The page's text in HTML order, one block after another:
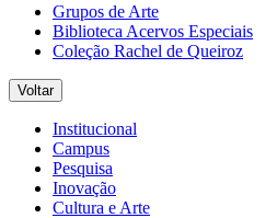
Grupos de Arte
Biblioteca Acervos Especiais
Coleção Rachel de Queiroz
Voltar
Institucional
Campus
Pesquisa
Inovação
Cultura e Arte